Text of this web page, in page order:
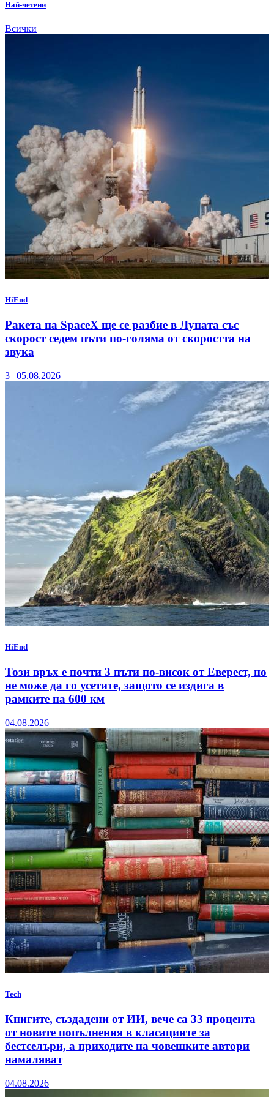
Най-четени
Всички
HiEnd
Ракета на SpaceX ще се разбие в Луната със
скорост седем пъти по-голяма от скоростта на
звука
3 | 05.08.2026
HiEnd
Този връх е почти 3 пъти по-висок от Еверест, но
не може да го усетите, защото се издига в
рамките на 600 км
04.08.2026
Tech
Книгите, създадени от ИИ, вече са 33 процента
от новите попълнения в класациите за
бестселъри, а приходите на човешките автори
намаляват
04.08.2026